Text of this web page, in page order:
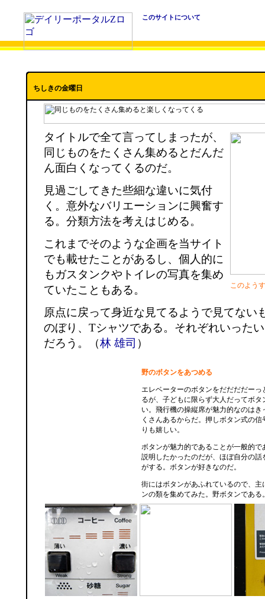
このサイトについて
ちしきの金曜日
このよう
タイトルで全て言ってしまったが、
同じものをたくさん集めるとだんだ
ん面白くなってくるのだ。
見過ごしてきた些細な違いに気付
く。意外なバリエーションに興奮す
る。分類方法を考えはじめる。
これまでそのような企画を当サイト
でも載せたことがあるし、個人的に
もガスタンクやトイレの写真を集め
ていたこともある。
原点に戻って身近な見てるようで見てない
のぼり、Tシャツである。それぞれいった
だろう。（林 雄司 ）
野のボタンをあつめる
エレベーターのボタンをだだだだーっ
るが、子どもに限らず大人だってボタ
い。飛行機の操縦席が魅力的なのはき
くさんあるからだ。押しボタン式の信
りも嬉しい。
ボタンが魅力的であることが一般的で
説明したかったのだが、ほぼ自分の話
がする。ボタンが好きなのだ。
街にはボタンがあふれているので、主
ンの類を集めてみた。野ボタンである